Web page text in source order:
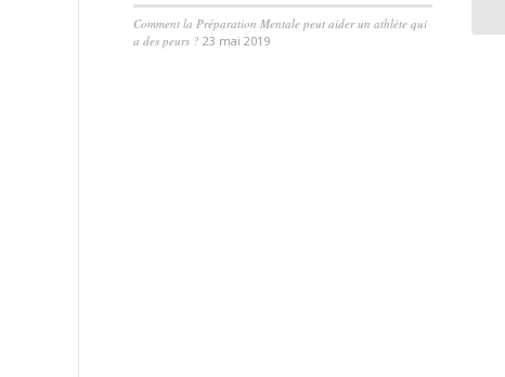
Comment la Préparation Mentale peut aider un athlète qui
a des peurs ? 23 mai 2019